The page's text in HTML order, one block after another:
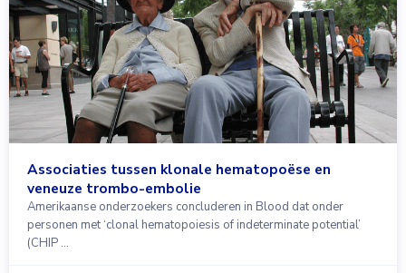
Associaties tussen klonale hematopoëse en
veneuze trombo-embolie
Amerikaanse onderzoekers concluderen in Blood dat onder
personen met ‘clonal hematopoiesis of indeterminate potential’
(CHIP …